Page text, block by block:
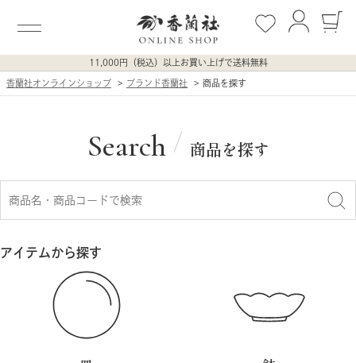
11,000円（税込）以上お買い上げで送料無料
香蘭社オンラインショップ ブランド香蘭社 商品を探す
Search 商品を探す
アイテムから探す